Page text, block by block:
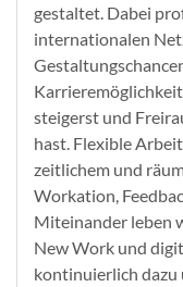
gestaltet. Dabei
internationalen
steigerst und
hast. Flexible
zeitlichem und
Workation,
Miteinander leben
New Work und
kontinuierlich dazu